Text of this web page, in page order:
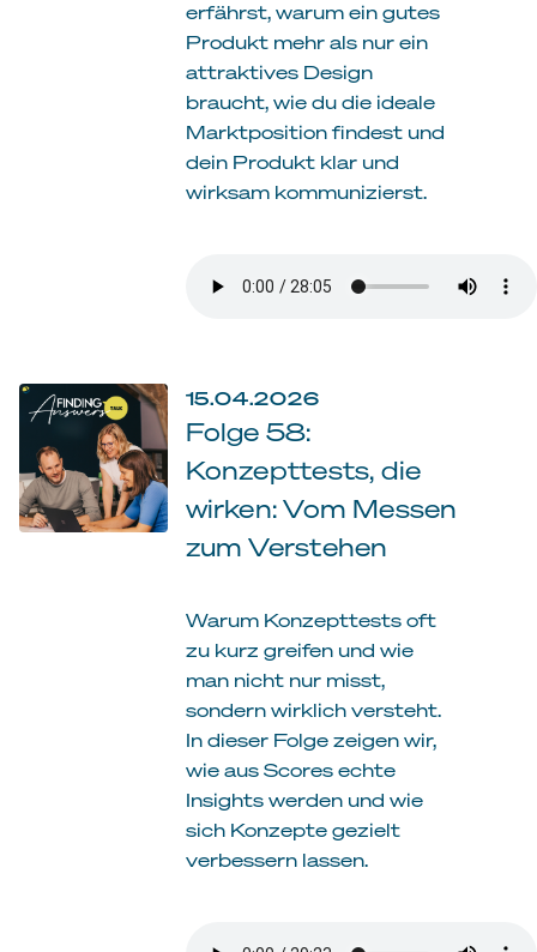
erfährst, warum ein gutes
Produkt mehr als nur ein
attraktives Design
braucht, wie du die ideale
Marktposition findest und
dein Produkt klar und
wirksam kommunizierst.
15.04.2026
Folge 58:
Konzepttests, die
wirken: Vom Messen
zum Verstehen
Warum Konzepttests oft
zu kurz greifen und wie
man nicht nur misst,
sondern wirklich versteht.
In dieser Folge zeigen wir,
wie aus Scores echte
Insights werden und wie
sich Konzepte gezielt
verbessern lassen.